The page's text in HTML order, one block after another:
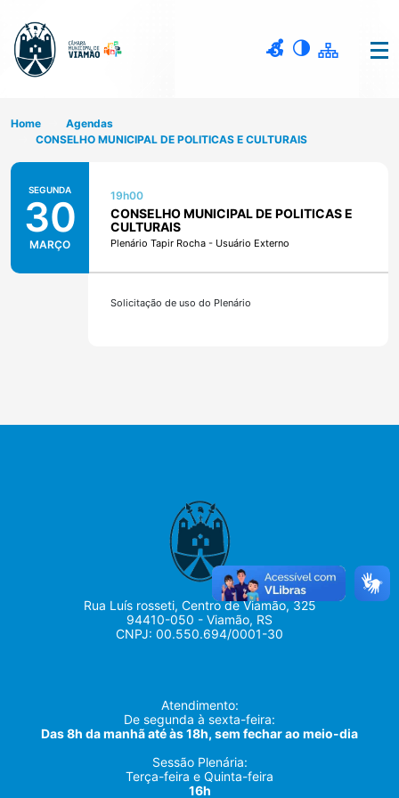
Home
Agendas
CONSELHO MUNICIPAL DE POLITICAS E CULTURAIS
SEGUNDA
30
MARÇO
19h00
CONSELHO MUNICIPAL DE POLITICAS E
CULTURAIS
Plenário Tapir Rocha - Usuário Externo
Solicitação de uso do Plenário
Rua Luís rosseti, Centro de Viamão, 325
94410-050 - Viamão, RS
CNPJ: 00.550.694/0001-30
Atendimento:
De segunda à sexta-feira:
Das 8h da manhã até às 18h, sem fechar ao meio-dia
Sessão Plenária:
Terça-feira e Quinta-feira
16h